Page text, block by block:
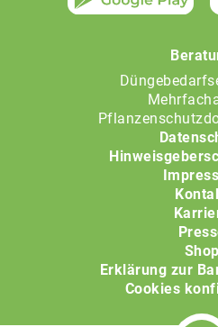
Shop
Erklärung zur
Cookies